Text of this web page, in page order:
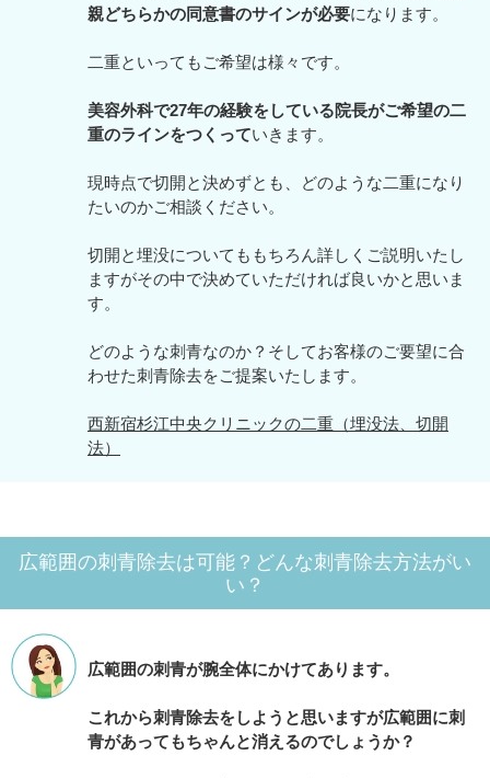
親どちらかの同意書のサインが必要になります。
二重といってもご希望は様々です。
美容外科で27年の経験をしている院長がご希望の二
重のラインをつくっていきます。
現時点で切開と決めずとも、どのような二重になり
たいのかご相談ください。
切開と埋没についてももちろん詳しくご説明いたし
ますがその中で決めていただければ良いかと思いま
す。
どのような刺青なのか？そしてお客様のご要望に合
わせた刺青除去をご提案いたします。
西新宿杉江中央クリニックの二重（埋没法、切開
法）
広範囲の刺青除去は可能？どんな刺青除去方法がい
い？
広範囲の刺青が腕全体にかけてあります。
これから刺青除去をしようと思いますが広範囲に刺
青があってもちゃんと消えるのでしょうか？